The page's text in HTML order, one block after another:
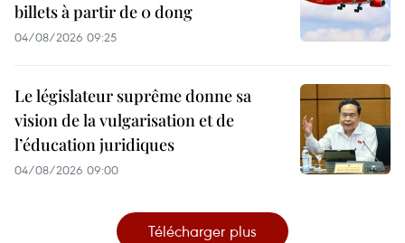
billets à partir de 0 dong
04/08/2026 09:25
Le législateur suprême donne sa
vision de la vulgarisation et de
l’éducation juridiques
04/08/2026 09:00
Télécharger plus